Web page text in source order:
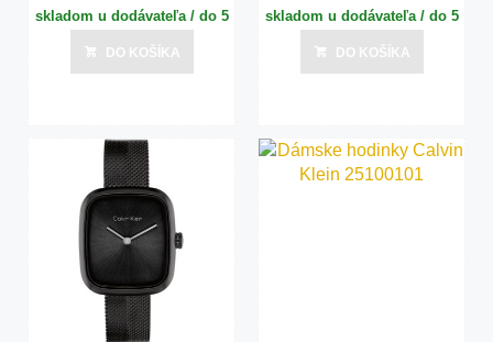
skladom u dodávateľa / do 5
dní
Posledná aktualizácia dnes o 11:00
DO KOŠÍKA
skladom u dodávateľa / do 5
dní
Posledná aktualizácia dnes o 11:00
DO KOŠÍKA